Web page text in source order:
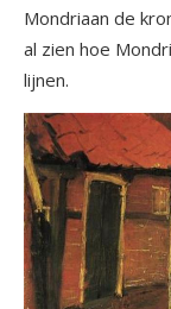
Mondriaan de
al zien hoe
lijnen.